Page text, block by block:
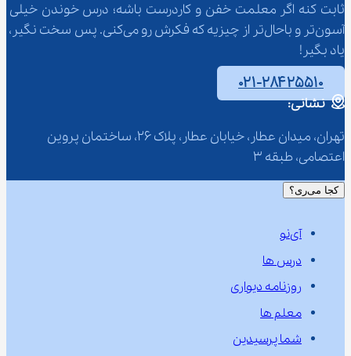
ثابت کنه اگر معلمت خفن و کاردرست باشه؛ درس خوندن خیلی
آسون‌تر و باحال‌تر از چیزیه که فکرش رو می‌کنی. پس سخت نگیر،
یاد بگیر!
۰۲۱-۲۸۴۲۵۵۱۰
نشانی:
تهران، میدان عطار، خیابان عطار، پلاک 26، ساختمان پروین
اعتصامی، طبقه 3
کجا می‌ری؟
آی‌نو
درس ها
روزنامه دیواری
معلم ها
شما پرسیدین